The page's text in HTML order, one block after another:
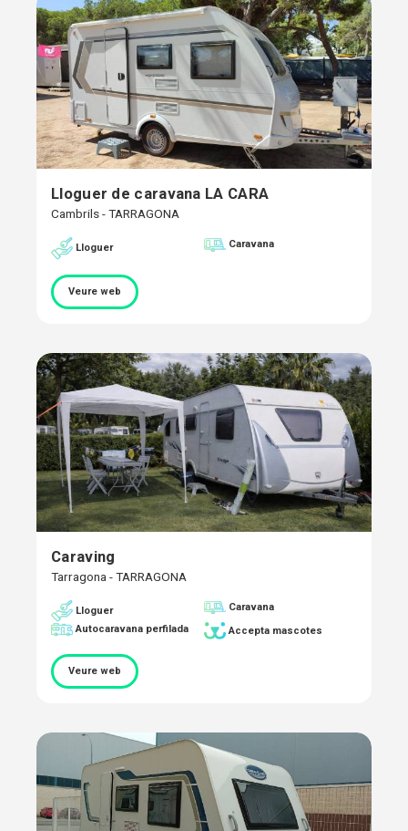
Lloguer de caravana LA CARA
Cambrils - TARRAGONA
Lloguer Caravana
Veure web
Caraving
Tarragona - TARRAGONA
Lloguer
Caravana
Autocaravana perfilada
Accepta mascotes
Veure web